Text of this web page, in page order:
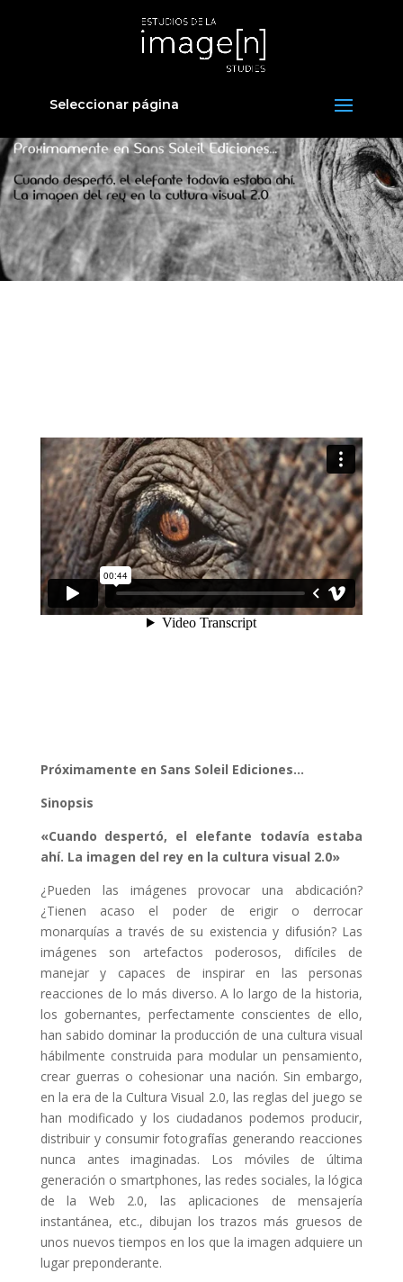
Seleccionar página
Próximamente en Sans Soleil Ediciones…
Sinopsis
«Cuando despertó, el elefante todavía estaba
ahí. La imagen del rey en la cultura visual 2.0»
¿Pueden las imágenes provocar una abdicación?
¿Tienen acaso el poder de erigir o derrocar
monarquías a través de su existencia y difusión? Las
imágenes son artefactos poderosos, difíciles de
manejar y capaces de inspirar en las personas
reacciones de lo más diverso. A lo largo de la historia,
los gobernantes, perfectamente conscientes de ello,
han sabido dominar la producción de una cultura visual
hábilmente construida para modular un pensamiento,
crear guerras o cohesionar una nación. Sin embargo,
en la era de la Cultura Visual 2.0, las reglas del juego se
han modificado y los ciudadanos podemos producir,
distribuir y consumir fotografías generando reacciones
nunca antes imaginadas. Los móviles de última
generación o smartphones, las redes sociales, la lógica
de la Web 2.0, las aplicaciones de mensajería
instantánea, etc., dibujan los trazos más gruesos de
unos nuevos tiempos en los que la imagen adquiere un
lugar preponderante.